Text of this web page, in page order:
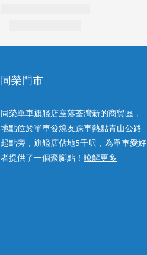
同榮門市
同榮單車旗艦店座落荃灣新的商貿區，
地點位於單車發燒友踩車熱點青山公路
起點旁，旗艦店佔地5千呎，為單車愛好
者提供了一個聚腳點！ 暸解更多